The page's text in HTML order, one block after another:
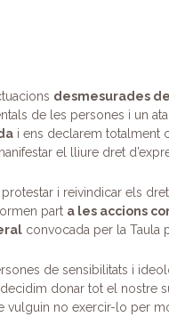
desmesurades
de les persones i un
i ens declarem totalment
el lliure dret
i reivindicar els
part a les accions
convocada per la Taula
de sensibilitats i
donar tot el
no exercir-lo per